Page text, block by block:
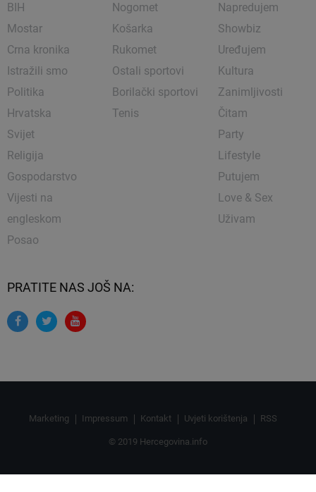
BIH
Mostar
Crna kronika
Istražili smo
Politika
Hrvatska
Svijet
Religija
Gospodarstvo
Vijesti na
engleskom
Posao
Nogomet
Košarka
Rukomet
Ostali sportovi
Borilački sportovi
Tenis
Napredujem
Showbiz
Uređujem
Kultura
Zanimljivosti
Čitam
Party
Lifestyle
Putujem
Love & Sex
Uživam
PRATITE NAS JOŠ NA:
Marketing Impressum Kontakt Uvjeti korištenja RSS
© 2019 Hercegovina.info